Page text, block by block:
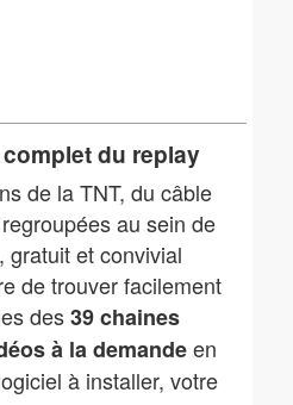
du replay
de la TNT, du câble
au sein de
gratuit et convivial
de trouver facilement
des39 chaines
à la demandeen
à installer, votre